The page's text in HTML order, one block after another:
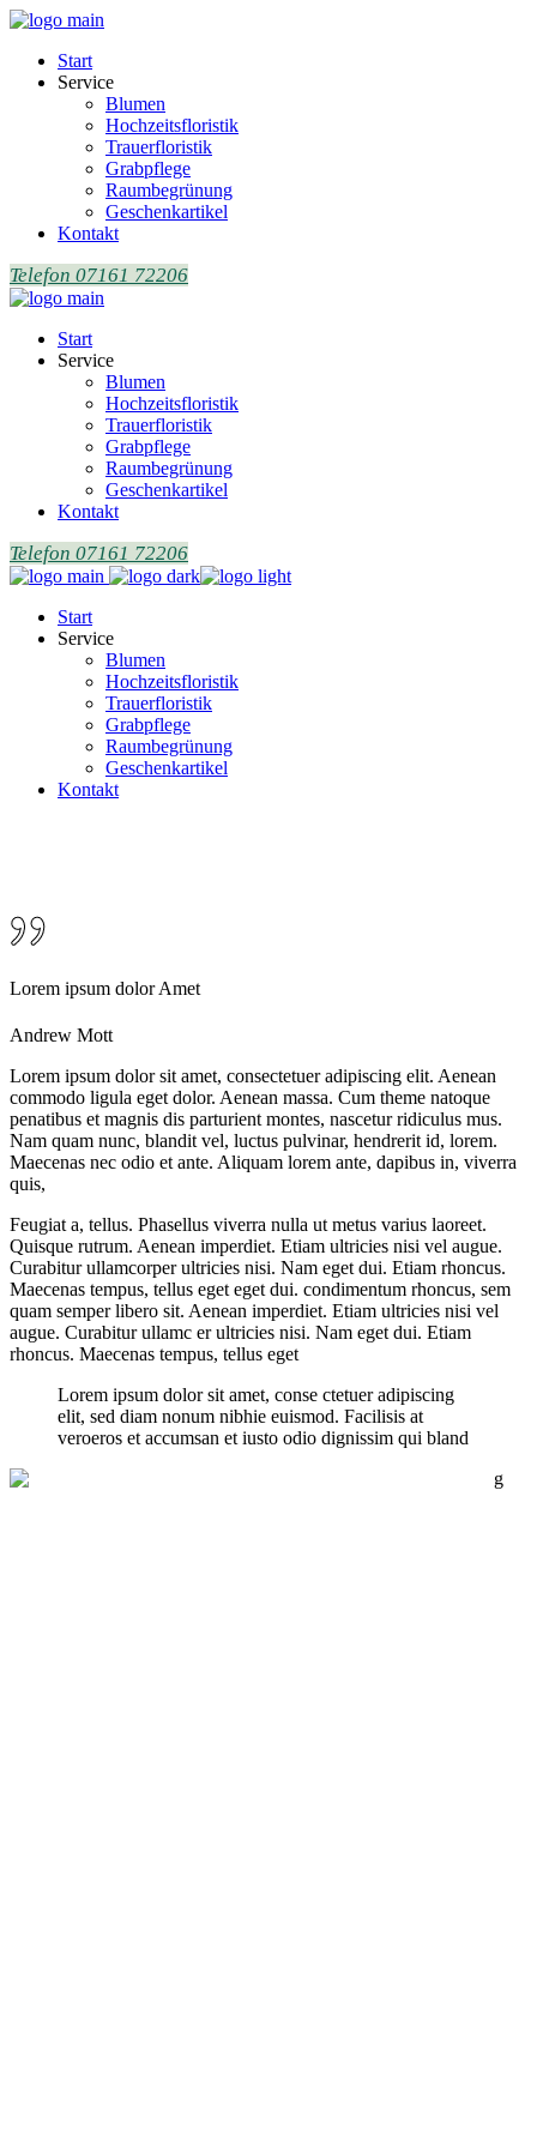
Start
Service
Blumen
Hochzeitsfloristik
Trauerfloristik
Grabpflege
Raumbegrünung
Geschenkartikel
Kontakt
Telefon 07161 72206
Start
Service
Blumen
Hochzeitsfloristik
Trauerfloristik
Grabpflege
Raumbegrünung
Geschenkartikel
Kontakt
Telefon 07161 72206
Start
Service
Blumen
Hochzeitsfloristik
Trauerfloristik
Grabpflege
Raumbegrünung
Geschenkartikel
Kontakt
Lorem ipsum dolor Amet
Andrew Mott
Lorem ipsum dolor sit amet, consectetuer adipiscing elit. Aenean
commodo ligula eget dolor. Aenean massa. Cum theme natoque
penatibus et magnis dis parturient montes, nascetur ridiculus mus.
Nam quam nunc, blandit vel, luctus pulvinar, hendrerit id, lorem.
Maecenas nec odio et ante. Aliquam lorem ante, dapibus in, viverra
quis,
Feugiat a, tellus. Phasellus viverra nulla ut metus varius laoreet.
Quisque rutrum. Aenean imperdiet. Etiam ultricies nisi vel augue.
Curabitur ullamcorper ultricies nisi. Nam eget dui. Etiam rhoncus.
Maecenas tempus, tellus eget eget dui. condimentum rhoncus, sem
quam semper libero sit. Aenean imperdiet. Etiam ultricies nisi vel
augue. Curabitur ullamc er ultricies nisi. Nam eget dui. Etiam
rhoncus. Maecenas tempus, tellus eget
Lorem ipsum dolor sit amet, conse ctetuer adipiscing
elit, sed diam nonum nibhie euismod. Facilisis at
veroeros et accumsan et iusto odio dignissim qui bland